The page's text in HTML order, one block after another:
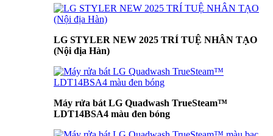
LG STYLER NEW 2025 TRÍ TUỆ NHÂN TẠO
(Nội địa Hàn)
Máy rửa bát LG Quadwash TrueSteam™
LDT14BSA4 màu đen bóng